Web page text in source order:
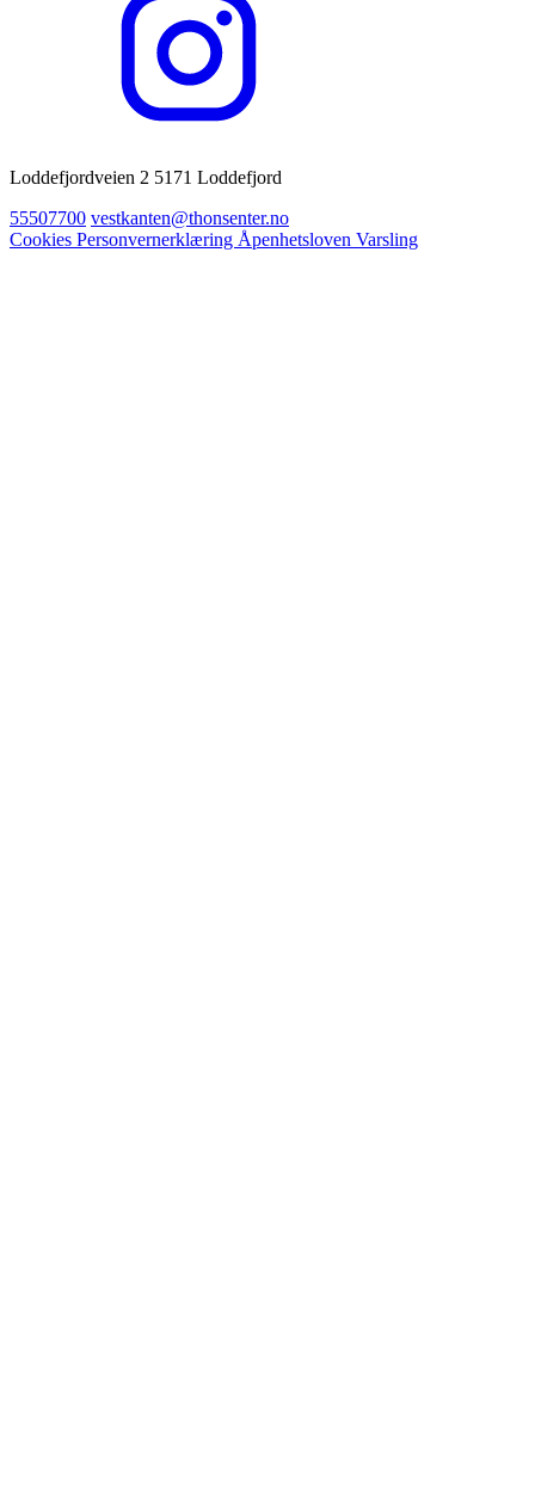
Loddefjordveien 2 5171 Loddefjord
55507700 vestkanten@thonsenter.no
Cookies Personvernerklæring Åpenhetsloven Varsling